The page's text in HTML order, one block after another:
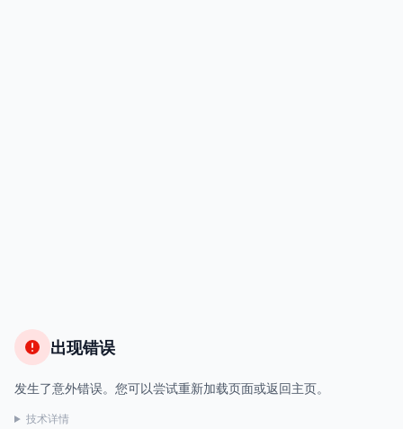
出现错误
发生了意外错误。您可以尝试重新加载页面或返回主页。
技术详情